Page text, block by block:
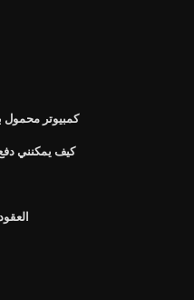
كمبيوتر محمول
كيف يمكنني
العقود